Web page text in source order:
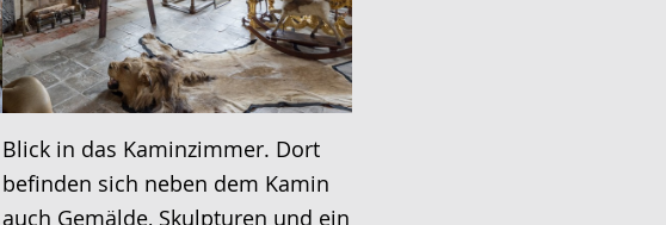
Blick in das Kaminzimmer. Dort
befinden sich neben dem Kamin
auch Gemälde, Skulpturen und ein